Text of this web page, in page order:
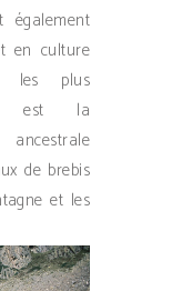
également
en culture
les plus
est la
de brebis
et les